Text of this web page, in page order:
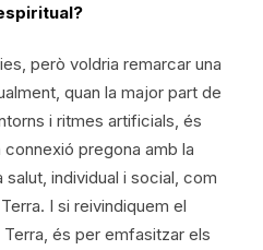
però voldria remarcar una
quan la major part de
i ritmes artificials, és
pregona amb la
salut, individual i social, com
I si reivindiquem el
és per emfasitzar els